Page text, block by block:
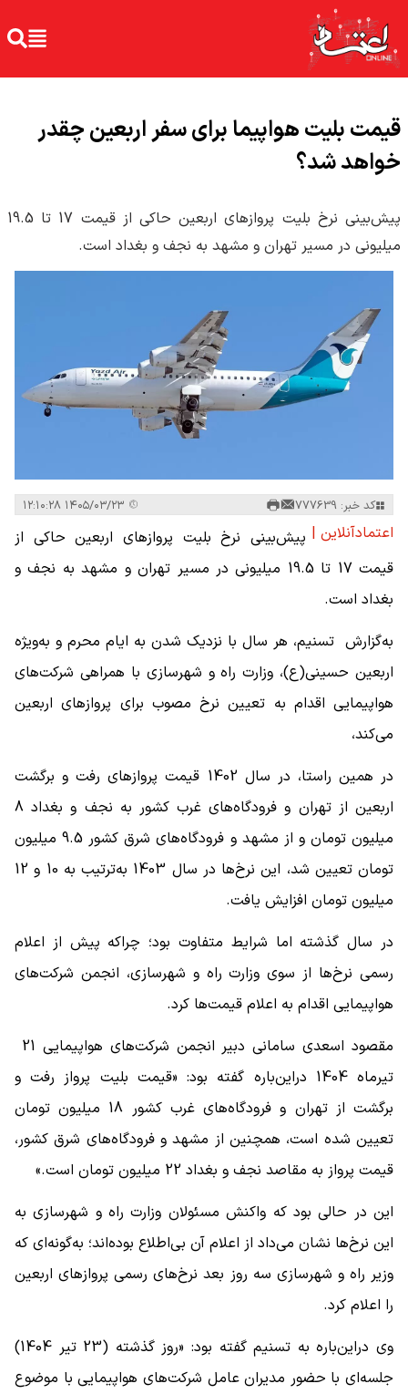
قیمت بلیت هواپیما برای سفر اربعین چقدر
خواهد شد؟
پیش‌بینی‌ نرخ بلیت پروازهای اربعین حاکی از قیمت 17 تا 19.5
میلیونی در مسیر تهران و مشهد به نجف و بغداد است.
کد خبر: 777639
اعتمادآنلاین | پیش‌بینی‌ نرخ بلیت پروازهای اربعین حاکی از
قیمت 17 تا 19.5 میلیونی در مسیر تهران و مشهد به نجف و
بغداد است.
به‌گزارش تسنیم، هر سال با نزدیک شدن به ایام محرم و به‌ویژه
اربعین حسینی(ع)، وزارت راه و شهرسازی با همراهی شرکت‌های
هواپیمایی اقدام به تعیین نرخ مصوب برای پروازهای اربعین
می‌کند،
در همین راستا، در سال 1402 قیمت پروازهای رفت و برگشت
اربعین از تهران و فرودگاه‌های غرب کشور به نجف و بغداد 8
میلیون تومان و از مشهد و فرودگاه‌های شرق کشور 9.5 میلیون
تومان تعیین شد، این نرخ‌ها در سال 1403 به‌ترتیب به 10 و 12
میلیون تومان افزایش یافت.
در سال گذشته اما شرایط متفاوت بود؛ چراکه پیش از اعلام
رسمی نرخ‌ها از سوی وزارت راه و شهرسازی، انجمن شرکت‌های
هواپیمایی اقدام به اعلام قیمت‌ها کرد.
تیرماه 1404 دراین‌باره گفته بود: «قیمت بلیت پرواز رفت و
برگشت از تهران و فرودگاه‌های غرب کشور 18 میلیون تومان
تعیین شده است، همچنین از مشهد و فرودگاه‌های شرق کشور،
قیمت پرواز به مقاصد نجف و بغداد 22 میلیون تومان است.»
این در حالی بود که واکنش مسئولان وزارت راه و شهرسازی به
این نرخ‌ها نشان می‌داد از اعلام آن بی‌اطلاع بوده‌اند؛ به‌گونه‌ای که
وزیر راه و شهرسازی سه روز بعد نرخ‌های رسمی پروازهای اربعین
را اعلام کرد.
وی دراین‌باره به تسنیم گفته بود: «روز گذشته (23 تیر 1404)
جلسه‌ای با حضور مدیران عامل شرکت‌های هواپیمایی با موضوع